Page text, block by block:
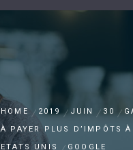
HOME 2019 JUIN 30
À PAYER PLUS D’IMPÔTS À
ETATS UNIS
GOOGLE